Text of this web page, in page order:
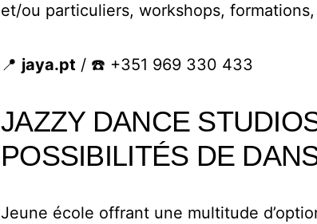
et/ou particuliers, workshops,
📍 jaya.pt / ☎️ +351 969 330 433
JAZZY DANCE
POSSIBILITÉS DE
Jeune école offrant une multitude